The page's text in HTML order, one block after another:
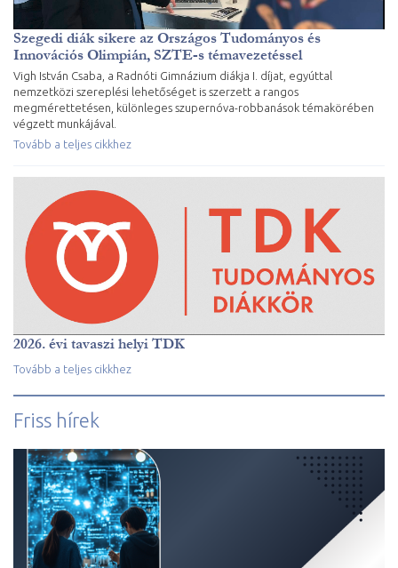
Szegedi diák sikere az Országos Tudományos és
Innovációs Olimpián, SZTE-s témavezetéssel
Vigh István Csaba, a Radnóti Gimnázium diákja I. díjat, egyúttal
nemzetközi szereplési lehetőséget is szerzett a rangos
megmérettetésen, különleges szupernóva-robbanások témakörében
végzett munkájával.
Tovább a teljes cikkhez
2026. évi tavaszi helyi TDK
Tovább a teljes cikkhez
Friss hírek